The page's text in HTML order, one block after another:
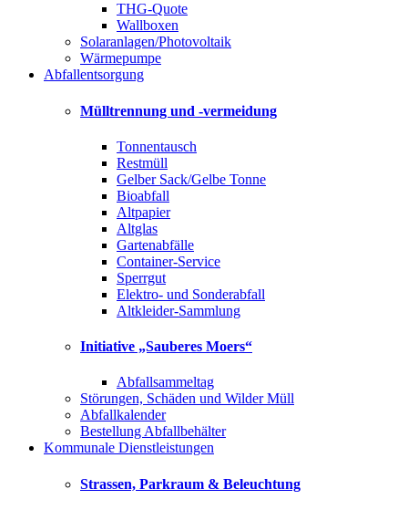
THG-Quote
Wallboxen
Solaranlagen/Photovoltaik
Wärmepumpe
Abfallentsorgung
Mülltrennung und -vermeidung
Tonnentausch
Restmüll
Gelber Sack/Gelbe Tonne
Bioabfall
Altpapier
Altglas
Gartenabfälle
Container-Service
Sperrgut
Elektro- und Sonderabfall
Altkleider-Sammlung
Initiative „Sauberes Moers“
Abfallsammeltag
Störungen, Schäden und Wilder Müll
Abfallkalender
Bestellung Abfallbehälter
Kommunale Dienstleistungen
Strassen, Parkraum & Beleuchtung